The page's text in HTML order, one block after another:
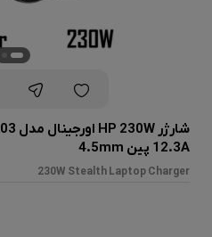
12.3A پین 4.5mm
230W Stealth Laptop Charger